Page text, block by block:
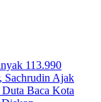
113.990
Sachrudin Ajak
Baca Kota